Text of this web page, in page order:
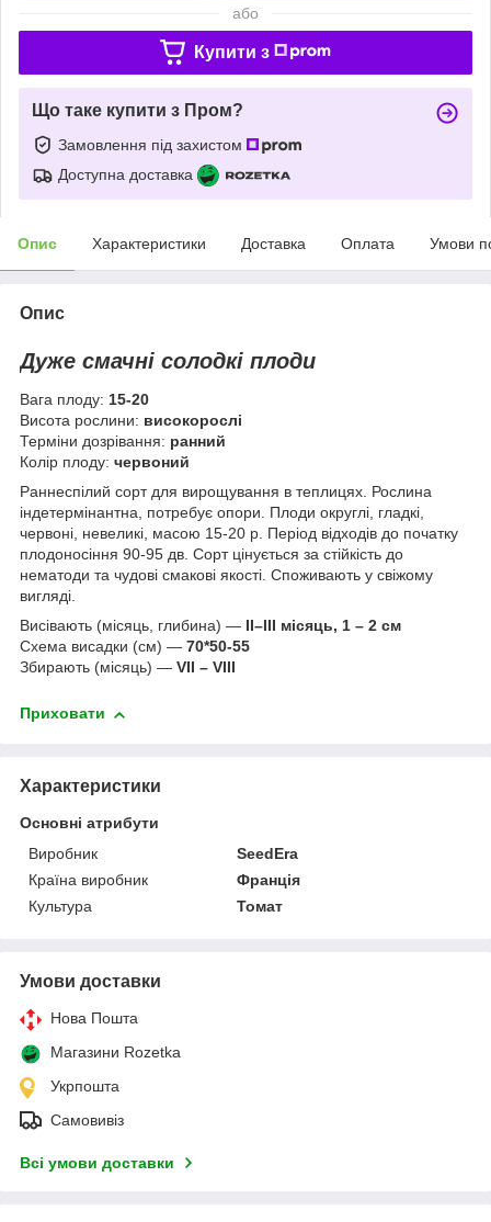
або
Купити з
Що таке купити з Пром?
Замовлення під захистом
Доступна доставка
Опис Характеристики Доставка Оплата Умови
Опис
Дуже смачні солодкі плоди
Вага плоду: 15-20
Висота рослини: високорослі
Терміни дозрівання: ранний
Колір плоду: червоний
Раннеспілий сорт для вирощування в теплицях. Рослина
індетермінантна, потребує опори. Плоди округлі, гладкі,
червоні, невеликі, масою 15-20 р. Період відходів до початку
плодоносіння 90-95 дв. Сорт цінується за стійкість до
нематоди та чудові смакові якості. Споживають у свіжому
вигляді.
Висівають (місяць, глибина) — II–III місяць, 1 – 2 см
Схема висадки (см) — 70*50-55
Збирають (місяць) — VII – VIII
Приховати
Характеристики
Основні атрибути
Виробник
SeedEra
Країна виробник
Франція
Культура
Томат
Умови доставки
Нова Пошта
Магазини Rozetka
Укрпошта
Самовивіз
Всі умови доставки